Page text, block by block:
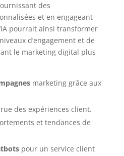
des
et en engageant
pourrait ainsi transformer
d’engagement et de
le marketing digital plus
marketing grâce aux
des expériences client.
et tendances de
pour un service client